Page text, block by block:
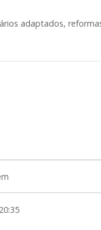
adaptados,